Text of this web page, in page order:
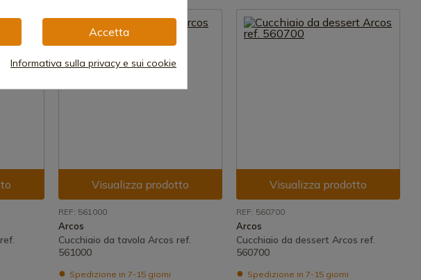
Visualizza prodotto
REF: 561000
Arcos
Cucchiaio da tavola Arcos ref.
561000
Spedizione in 7-15 giorni
Visualizza prodotto
REF: 560700
Arcos
Cucchiaio da dessert Arcos ref.
560700
Spedizione in 7-15 giorni
Accetta
Informativa sulla privacy e sui cookie